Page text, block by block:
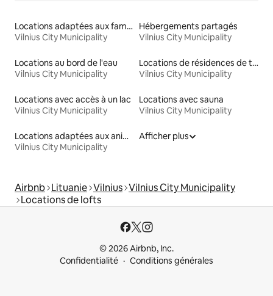
Locations adaptées aux familles
Vilnius City Municipality
Hébergements partagés
Vilnius City Municipality
Locations au bord de l'eau
Vilnius City Municipality
Locations de résidences de tourisme
Vilnius City Municipality
Locations avec accès à un lac
Vilnius City Municipality
Locations avec sauna
Vilnius City Municipality
Locations adaptées aux animaux
Vilnius City Municipality
Afficher plus
Airbnb Lituanie Vilnius Vilnius City Municipality
Locations de lofts
© 2026 Airbnb, Inc.
Confidentialité
Conditions générales